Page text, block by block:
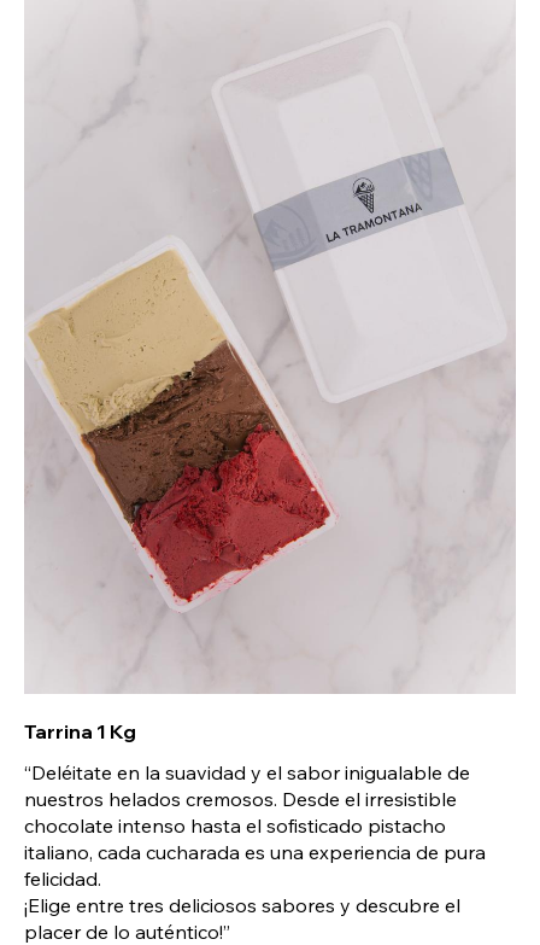
Tarrina 1 Kg
“Deléitate en la suavidad y el sabor inigualable de
nuestros helados cremosos. Desde el irresistible
chocolate intenso hasta el sofisticado pistacho
italiano, cada cucharada es una experiencia de pura
felicidad.
¡Elige entre tres deliciosos sabores y descubre el
placer de lo auténtico!”